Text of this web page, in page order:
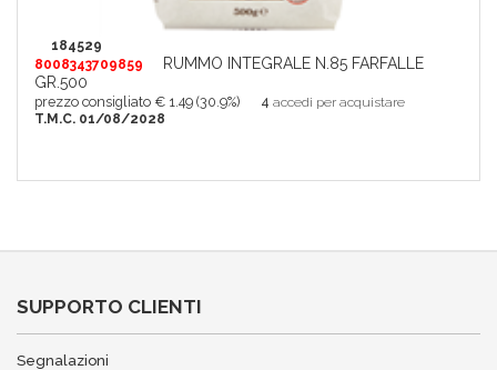
184529
8008343709859
RUMMO INTEGRALE N.85 FARFALLE
GR.500
prezzo consigliato € 1.49 (30.9%) 4 accedi per acquistare
T.M.C. 01/08/2028
SUPPORTO CLIENTI
Segnalazioni